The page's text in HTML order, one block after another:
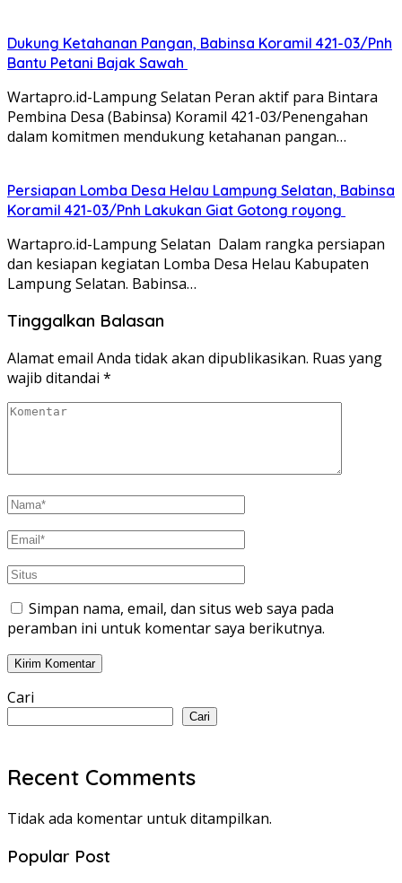
Dukung Ketahanan Pangan, Babinsa Koramil 421-03/Pnh
Bantu Petani Bajak Sawah
Wartapro.id-Lampung Selatan Peran aktif para Bintara
Pembina Desa (Babinsa) Koramil 421-03/Penengahan
dalam komitmen mendukung ketahanan pangan…
Persiapan Lomba Desa Helau Lampung Selatan, Babinsa
Koramil 421-03/Pnh Lakukan Giat Gotong royong
Wartapro.id-Lampung Selatan Dalam rangka persiapan
dan kesiapan kegiatan Lomba Desa Helau Kabupaten
Lampung Selatan. Babinsa…
Tinggalkan Balasan
Alamat email Anda tidak akan dipublikasikan. Ruas yang
wajib ditandai *
Simpan nama, email, dan situs web saya pada
peramban ini untuk komentar saya berikutnya.
Cari
Cari
Recent Comments
Tidak ada komentar untuk ditampilkan.
Popular Post